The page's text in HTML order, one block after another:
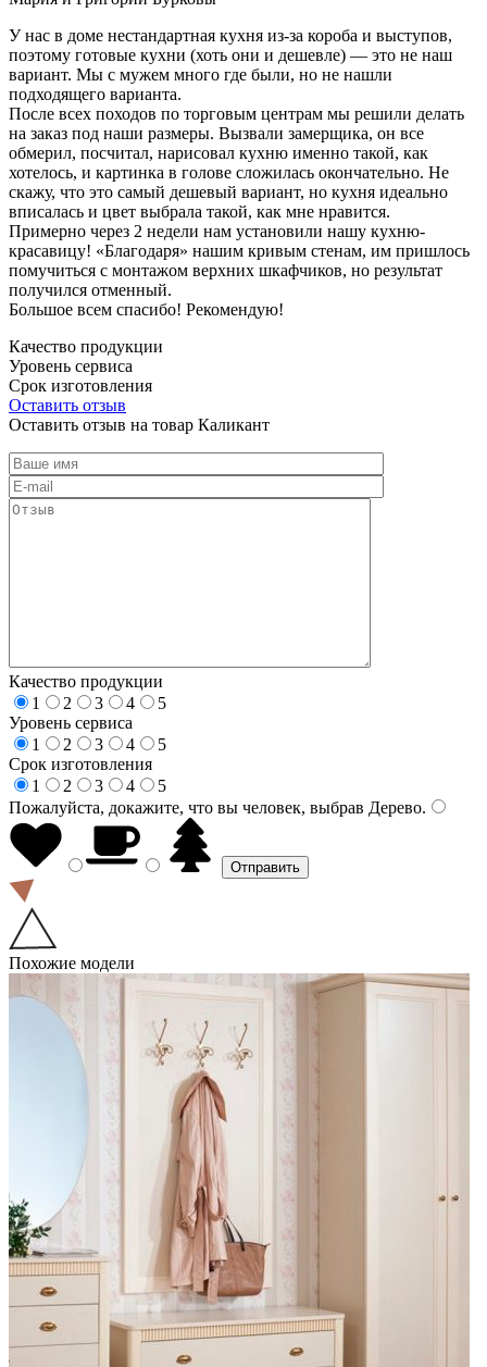
У нас в доме нестандартная кухня из-за короба и выступов,
поэтому готовые кухни (хоть они и дешевле) — это не наш
вариант. Мы с мужем много где были, но не нашли
подходящего варианта.
После всех походов по торговым центрам мы решили делать
на заказ под наши размеры. Вызвали замерщика, он все
обмерил, посчитал, нарисовал кухню именно такой, как
хотелось, и картинка в голове сложилась окончательно. Не
скажу, что это самый дешевый вариант, но кухня идеально
вписалась и цвет выбрала такой, как мне нравится.
Примерно через 2 недели нам установили нашу кухню-
красавицу! «Благодаря» нашим кривым стенам, им пришлось
помучиться с монтажом верхних шкафчиков, но результат
получился отменный.
Большое всем спасибо! Рекомендую!
Качество продукции
Уровень сервиса
Срок изготовления
Оставить отзыв
Оставить отзыв на товар Каликант
Качество продукции
1
2 3 4
5
Уровень сервиса
1
2 3 4
5
Срок изготовления
1
2 3 4
5
Пожалуйста, докажите, что вы человек, выбрав Дерево.
Похожие модели